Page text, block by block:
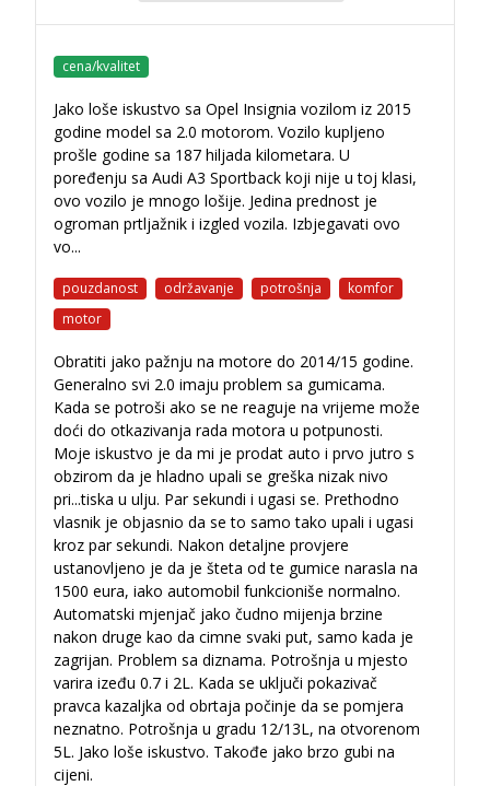
cena/kvalitet
Jako loše iskustvo sa Opel Insignia vozilom iz 2015
godine model sa 2.0 motorom. Vozilo kupljeno
prošle godine sa 187 hiljada kilometara. U
poređenju sa Audi A3 Sportback koji nije u toj klasi,
ovo vozilo je mnogo lošije. Jedina prednost je
ogroman prtljažnik i izgled vozila. Izbjegavati ovo
vo...
pouzdanost održavanje potrošnja
komfor
motor
Obratiti jako pažnju na motore do 2014/15 godine.
Generalno svi 2.0 imaju problem sa gumicama.
Kada se potroši ako se ne reaguje na vrijeme može
doći do otkazivanja rada motora u potpunosti.
Moje iskustvo je da mi je prodat auto i prvo jutro s
obzirom da je hladno upali se greška nizak nivo
pri...tiska u ulju. Par sekundi i ugasi se. Prethodno
vlasnik je objasnio da se to samo tako upali i ugasi
kroz par sekundi. Nakon detaljne provjere
ustanovljeno je da je šteta od te gumice narasla na
1500 eura, iako automobil funkcioniše normalno.
Automatski mjenjač jako čudno mijenja brzine
nakon druge kao da cimne svaki put, samo kada je
zagrijan. Problem sa diznama. Potrošnja u mjesto
varira izeđu 0.7 i 2L. Kada se uključi pokazivač
pravca kazaljka od obrtaja počinje da se pomjera
neznatno. Potrošnja u gradu 12/13L, na otvorenom
5L. Jako loše iskustvo. Takođe jako brzo gubi na
cijeni.